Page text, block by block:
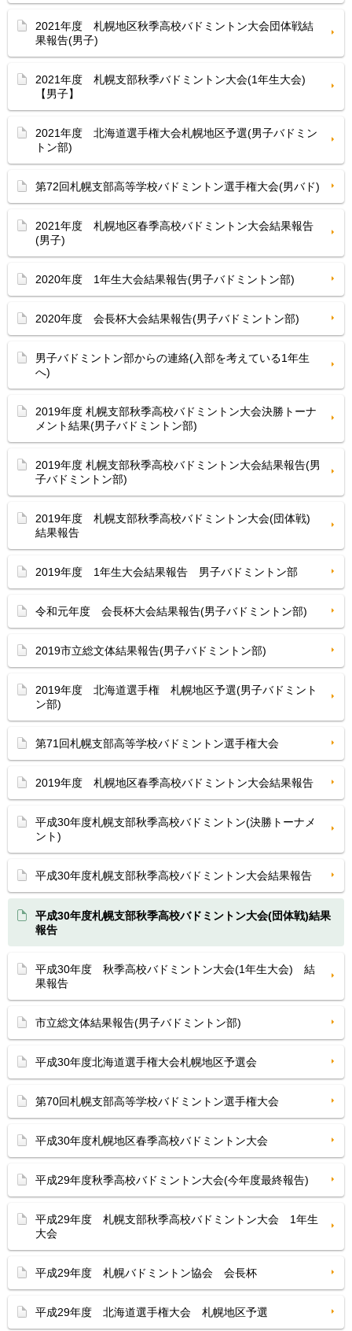
2021年度 札幌地区秋季高校バドミントン大会団体戦結
果報告(男子)
2021年度 札幌支部秋季バドミントン大会(1年生大会)
【男子】
2021年度 北海道選手権大会札幌地区予選(男子バドミン
トン部)
第72回札幌支部高等学校バドミントン選手権大会(男バド)
2021年度 札幌地区春季高校バドミントン大会結果報告
(男子)
2020年度 1年生大会結果報告(男子バドミントン部)
2020年度 会長杯大会結果報告(男子バドミントン部)
男子バドミントン部からの連絡(入部を考えている1年生
へ)
2019年度 札幌支部秋季高校バドミントン大会決勝トーナ
メント結果(男子バドミントン部)
2019年度 札幌支部秋季高校バドミントン大会結果報告(男
子バドミントン部)
2019年度 札幌支部秋季高校バドミントン大会(団体戦)
結果報告
2019年度 1年生大会結果報告 男子バドミントン部
令和元年度 会長杯大会結果報告(男子バドミントン部)
2019市立総文体結果報告(男子バドミントン部)
2019年度 北海道選手権 札幌地区予選(男子バドミント
ン部)
第71回札幌支部高等学校バドミントン選手権大会
2019年度 札幌地区春季高校バドミントン大会結果報告
平成30年度札幌支部秋季高校バドミントン(決勝トーナメ
ント)
平成30年度札幌支部秋季高校バドミントン大会結果報告
平成30年度札幌支部秋季高校バドミントン大会(団体戦)結果
報告
平成30年度 秋季高校バドミントン大会(1年生大会) 結
果報告
市立総文体結果報告(男子バドミントン部)
平成30年度北海道選手権大会札幌地区予選会
第70回札幌支部高等学校バドミントン選手権大会
平成30年度札幌地区春季高校バドミントン大会
平成29年度秋季高校バドミントン大会(今年度最終報告)
平成29年度 札幌支部秋季高校バドミントン大会 1年生
大会
平成29年度 札幌バドミントン協会 会長杯
平成29年度 北海道選手権大会 札幌地区予選